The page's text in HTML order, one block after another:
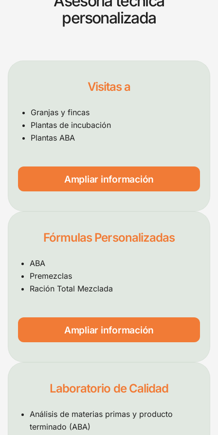
personalizada
Visitas a
Granjas y fincas
Plantas de incubación
Plantas ABA
Ampliar información
Fórmulas Personalizadas
ABA
Premezclas
Ración Total Mezclada
Ampliar información
Laboratorio de Calidad
Análisis de materias primas y producto
terminado (ABA)